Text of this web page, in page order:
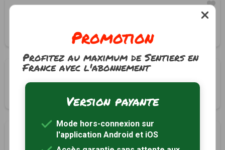
Boucle des deux Eglises
Tracé GPS
Boucle de Rions
Rions, Gironde (33)
Boucle sud
Saint-Laurent-du-Plan, Gironde (33)
Promotion
Profitez au maximum de Sentiers en
France avec l'abonnement
Version payante
Mode hors-connexion sur
l'application Android et iOS